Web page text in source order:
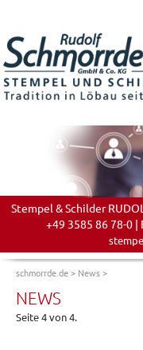
Stempel & Schilder
+49 3585 86 78-0 |
schmorrde.de> News>
NEWS
Seite 4 von 4.